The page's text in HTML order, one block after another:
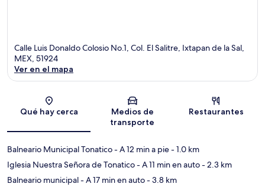
Calle Luis Donaldo Colosio No.1, Col. El Salitre, Ixtapan de la Sal,
MEX, 51924
Ver en el mapa
Qué hay cerca
Medios de
transporte
Restaurantes
Balneario Municipal Tonatico- A 12 min a pie- 1.0 km
Iglesia Nuestra Señora de Tonatico- A 11 min en auto- 2.3 km
Balneario municipal- A 17 min en auto- 3.8 km